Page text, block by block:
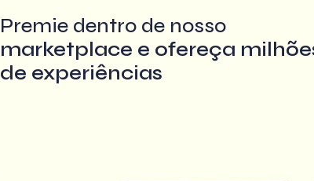
Premie dentro de nosso
marketplace e ofereça
de experiências